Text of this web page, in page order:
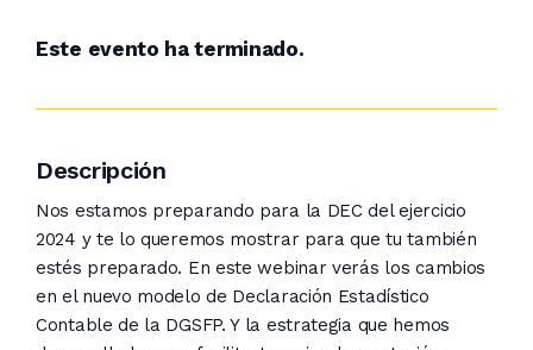
Este evento ha terminado.
Descripción
Nos estamos preparando para la DEC del ejercicio
2024 y te lo queremos mostrar para que tu también
estés preparado. En este webinar verás los cambios
en el nuevo modelo de Declaración Estadístico
Contable de la DGSFP. Y la estrategia que hemos